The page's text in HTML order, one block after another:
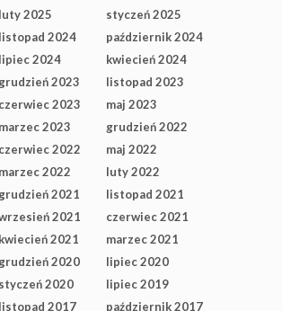
luty 2025
styczeń 2025
listopad 2024
październik 2024
lipiec 2024
kwiecień 2024
grudzień 2023
listopad 2023
czerwiec 2023
maj 2023
marzec 2023
grudzień 2022
czerwiec 2022
maj 2022
marzec 2022
luty 2022
grudzień 2021
listopad 2021
2021
czerwiec 2021
kwiecień 2021
marzec 2021
grudzień 2020
lipiec 2020
styczeń 2020
lipiec 2019
listopad 2017
październik 2017